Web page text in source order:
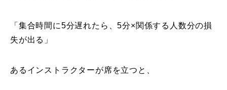
「集合時間に5分遅れたら、5分×関係する人数分の損
失が出る」
あるインストラクターが席を立つと、